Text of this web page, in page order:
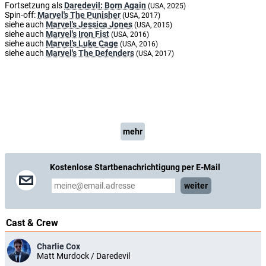
Fortsetzung alsDaredevil: Born Again (USA, 2025)
Spin-off:Marvel's The Punisher (USA, 2017)
siehe auch Marvel's Jessica Jones (USA, 2015)
siehe auch Marvel's Iron Fist (USA, 2016)
siehe auch Marvel's Luke Cage (USA, 2016)
siehe auch Marvel's The Defenders (USA, 2017)
mehr
Kostenlose Startbenachrichtigung per E-Mail
weiter
Cast & Crew
Charlie Cox
Matt Murdock / Daredevil